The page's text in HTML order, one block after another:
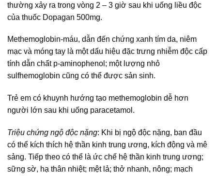
thường xảy ra trong vòng 2 – 3 giờ sau khi uống liều độc
của thuốc Dopagan 500mg.
Methemoglobin-máu, dẫn đến chứng xanh tím da, niêm
mạc và móng tay là một dấu hiệu đặc trưng nhiễm độc cấp
tính dẫn chất p-aminophenol; một lượng nhỏ
sulfhemoglobin cũng có thể được sản sinh.
Trẻ em có khuynh hướng tạo methemoglobin dễ hơn
người lớn sau khi uống paracetamol.
Triệu chứng ngộ độc nặng: Khi bị ngộ độc nặng, ban đầu
có thể kích thích hệ thần kinh trung ương, kích động và mê
sảng. Tiếp theo có thể là ức chế hệ thần kinh trung ương;
sững sờ, hạ thân nhiệt; mệt lả; thở nhanh, nông; mạch